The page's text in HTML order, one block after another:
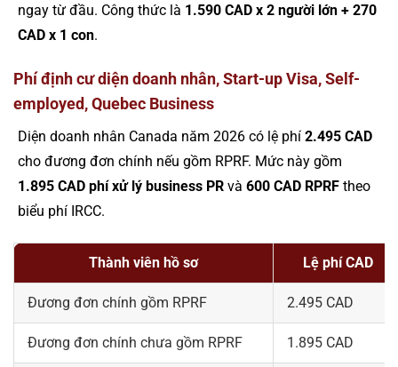
ngay từ đầu. Công thức là 1.590 CAD x 2 người lớn + 270
CAD x 1 con.
Phí định cư diện doanh nhân, Start-up Visa, Self-
employed, Quebec Business
Diện doanh nhân Canada năm 2026 có lệ phí 2.495 CAD
cho đương đơn chính nếu gồm RPRF. Mức này gồm
1.895 CAD phí xử lý business PR và 600 CAD RPRF theo
biểu phí IRCC.
Thành viên hồ sơ Lệ phí CAD
Đương đơn chính gồm RPRF 2.495 CAD
Đương đơn chính chưa gồm RPRF 1.895 CAD